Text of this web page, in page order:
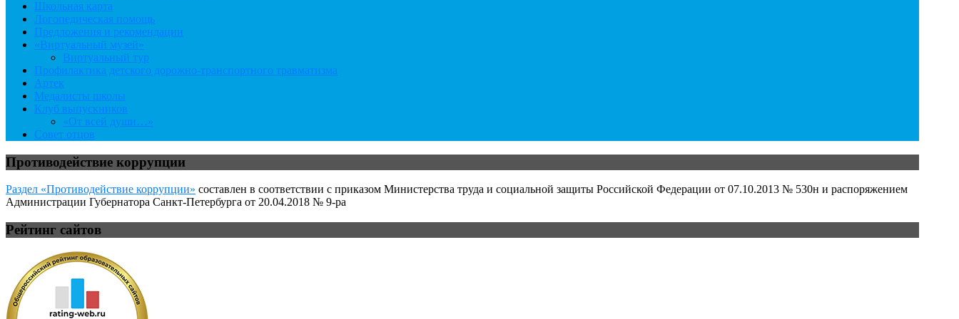
Школьная карта
Логопедическая помощь
Предложения и рекомендации
«Виртуальный музей»
Виртуальный тур
Профилактика детского дорожно-транспортного травматизма
Артек
Медалисты школы
Клуб выпускников
«От всей души…»
Совет отцов
Противодействие коррупции
Раздел «Противодействие коррупции» составлен в соответствии с приказом Министерства труда и социальной защиты Российской Федерации от 07.10.2013 № 530н и распоряжением
Администрации Губернатора Санкт-Петербурга от 20.04.2018 № 9-ра
Рейтинг сайтов